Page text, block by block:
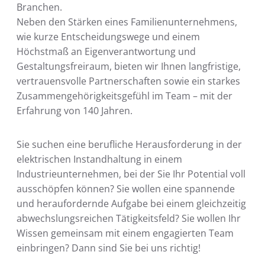
Branchen.
Neben den Stärken eines Familienunternehmens,
wie kurze Entscheidungswege und einem
Höchstmaß an Eigenverantwortung und
Gestaltungsfreiraum, bieten wir Ihnen langfristige,
vertrauensvolle Partnerschaften sowie ein starkes
Zusammengehörigkeitsgefühl im Team – mit der
Erfahrung von 140 Jahren.
Sie suchen eine berufliche Herausforderung in der
elektrischen Instandhaltung in einem
Industrieunternehmen, bei der Sie Ihr Potential voll
ausschöpfen können? Sie wollen eine spannende
und heraufordernde Aufgabe bei einem gleichzeitig
abwechslungsreichen Tätigkeitsfeld? Sie wollen Ihr
Wissen gemeinsam mit einem engagierten Team
einbringen? Dann sind Sie bei uns richtig!